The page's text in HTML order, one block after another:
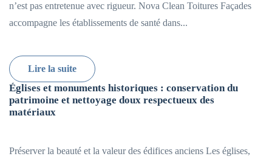
n’est pas entretenue avec rigueur. Nova Clean Toitures Façades
accompagne les établissements de santé dans...
Lire la suite
Églises et monuments historiques : conservation du
patrimoine et nettoyage doux respectueux des
matériaux
Préserver la beauté et la valeur des édifices anciens Les églises,